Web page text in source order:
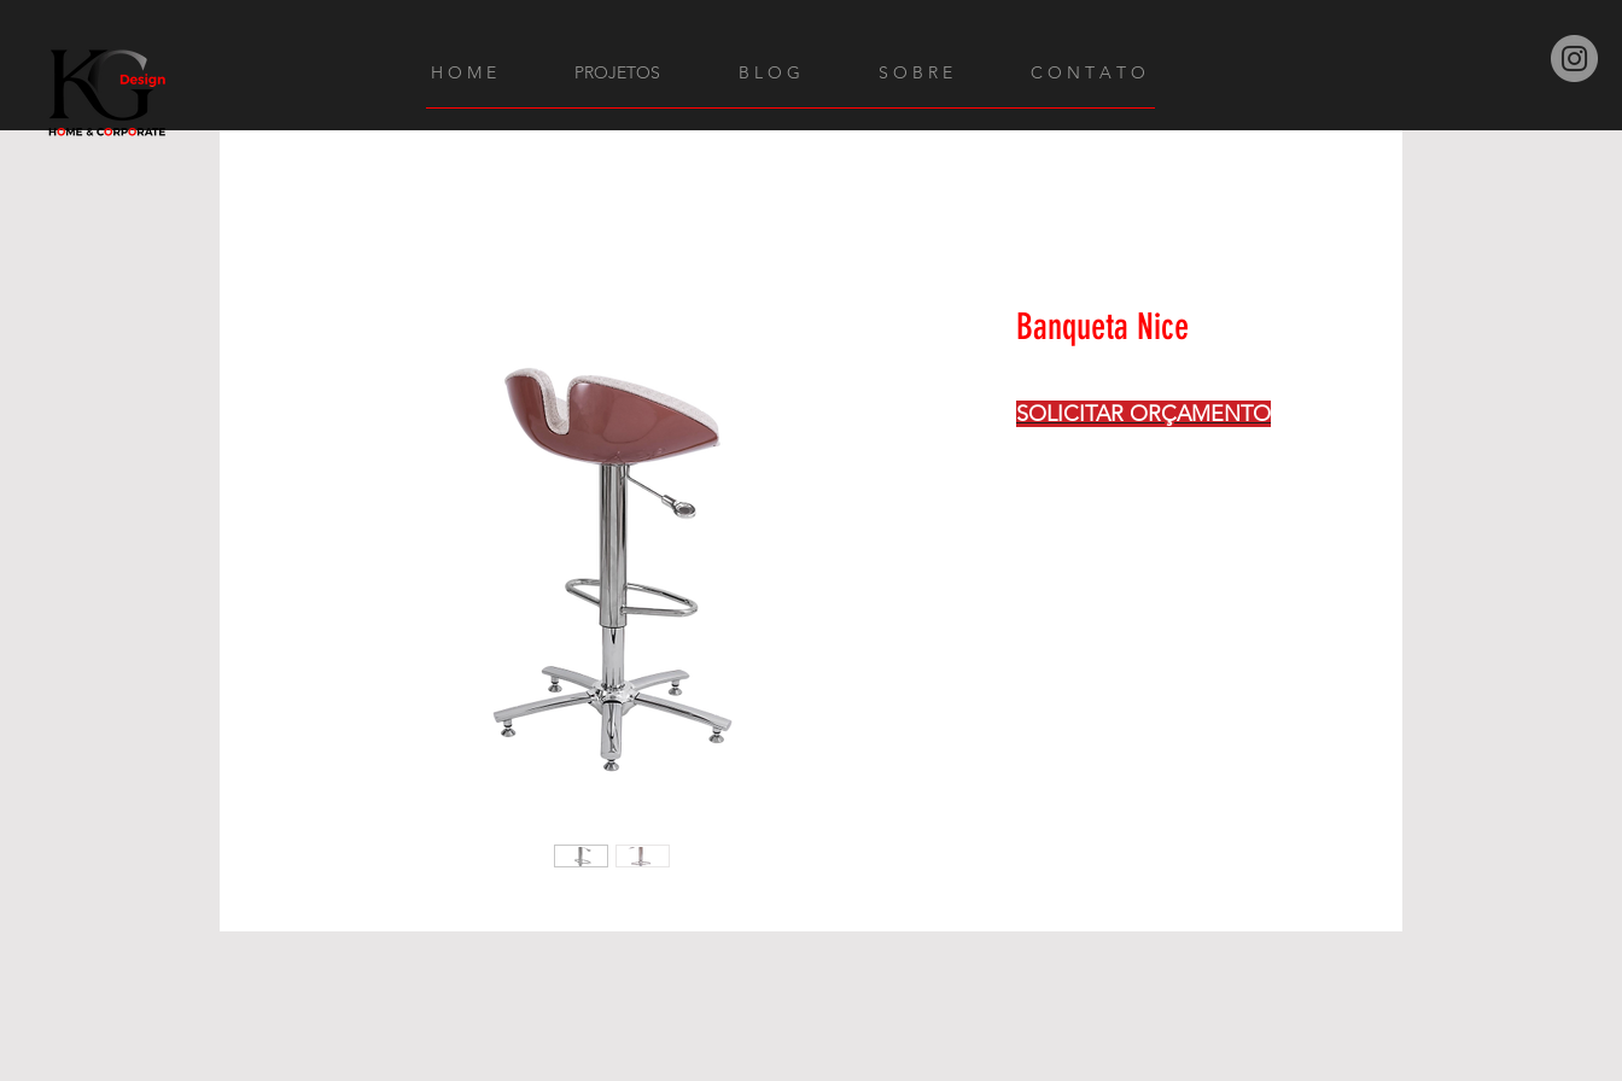
H O M E PROJETOS B L O G S O B R E C O N T A T O
Banqueta Nice
SOLICITAR ORÇAMENTO